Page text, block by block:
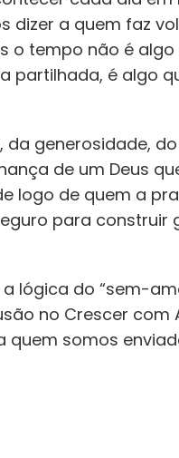
dizer a quem faz
o tempo não é
partilhada, é algo
generosidade,
de um Deus
logo de quem a
para construir
lógica do “sem-
no Crescer com
somos